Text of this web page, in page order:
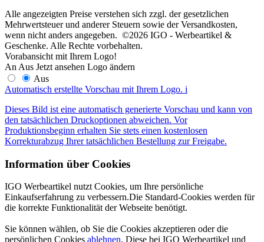
Alle angezeigten Preise verstehen sich zzgl. der gesetzlichen
Mehrwertsteuer und anderer Steuern sowie der Versandkosten,
wenn nicht anders angegeben. ©2026 IGO - Werbeartikel &
Geschenke. Alle Rechte vorbehalten.
Vorabansicht mit Ihrem Logo!
An Aus Jetzt ansehen Logo ändern
Aus
Automatisch erstellte Vorschau mit Ihrem Logo. i
Dieses Bild ist eine automatisch generierte Vorschau und kann von
den tatsächlichen Druckoptionen abweichen. Vor
Produktionsbeginn erhalten Sie stets einen kostenlosen
Korrekturabzug Ihrer tatsächlichen Bestellung zur Freigabe.
Information über Cookies
IGO Werbeartikel nutzt Cookies, um Ihre persönliche
Einkaufserfahrung zu verbessern.Die Standard-Cookies werden für
die korrekte Funktionalität der Webseite benötigt.
Sie können wählen, ob Sie die Cookies akzeptieren oder die
persönlichen Cookies ablehnen. Diese bei IGO Werbeartikel und